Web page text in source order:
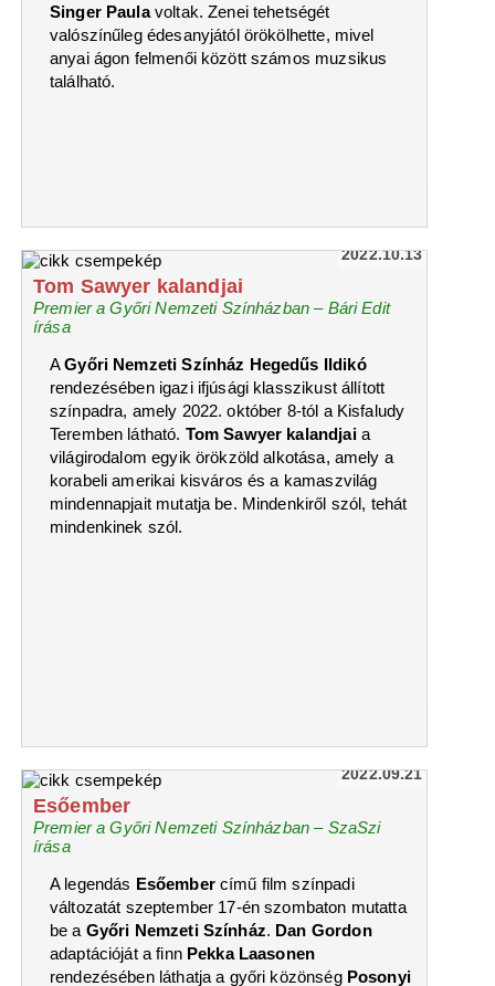
Singer Paulavoltak. Zenei tehetségét
valószínűleg édesanyjától örökölhette, mivel
anyai ágon felmenői között számos muzsikus
található.
2022.10.13
Tom Sawyer kalandjai
Premier a Győri Nemzeti Színházban – Bári Edit
írása
AGyőri Nemzeti Színház Hegedűs Ildikó
rendezésében igazi ifjúsági klasszikust állított
színpadra, amely 2022. október 8-tól a Kisfaludy
Teremben látható. Tom Sawyer kalandjaia
világirodalom egyik örökzöld alkotása, amely a
korabeli amerikai kisváros és a kamaszvilág
mindennapjait mutatja be. Mindenkiről szól, tehát
mindenkinek szól.
2022.09.21
Esőember
Premier a Győri Nemzeti Színházban – SzaSzi
írása
A legendás Esőembercímű film színpadi
változatát szeptember 17-én szombaton mutatta
be a Győri Nemzeti Színház. Dan Gordon
adaptációját a finn Pekka Laasonen
rendezésében láthatja a győri közönség Posonyi